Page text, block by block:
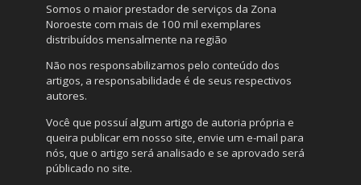
Somos o maior prestador de serviços da Zona
Noroeste com mais de 100 mil exemplares
distribuídos mensalmente na região
Não nos responsabilizamos pelo conteúdo dos
artigos, a responsabilidade é de seus respectivos
autores.
Você que possuí algum artigo de autoria própria e
queira publicar em nosso site, envie um e-mail para
nós, que o artigo será analisado e se aprovado será
públicado no site.